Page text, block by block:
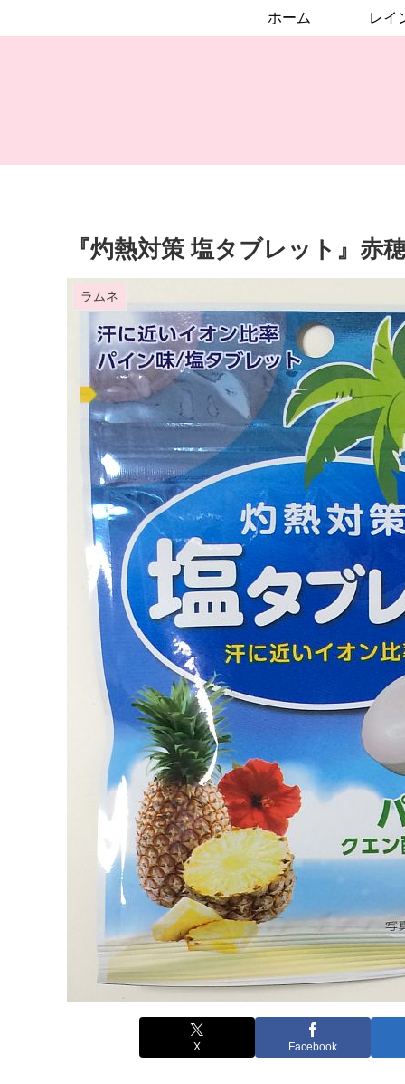
ホーム
『灼熱対策 塩タブレット』赤
ラムネ
X Facebook